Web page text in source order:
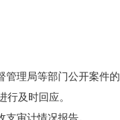
理局等部门公开案件
及时回应。